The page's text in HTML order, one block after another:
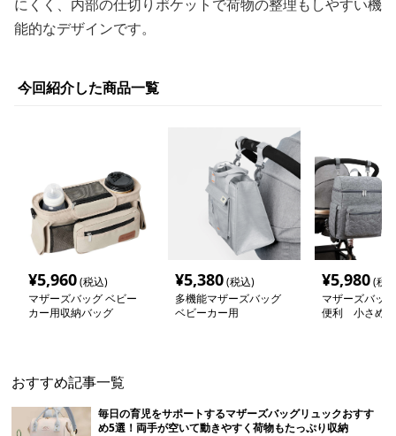
にくく、内部の仕切りポケットで荷物の整理もしやすい機
能的なデザインです。
今回紹介した商品一覧
¥5,960(税込)
マザーズバッグ ベビー
カー用収納バッグ
¥5,380(税込)
多機能マザーズバッグ
ベビーカー用
¥5,980(税
マザーズバッ
便利 小さめ
おすすめ記事一覧
毎日の育児をサポートするマザーズバッグリュックおすす
め5選！両手が空いて動きやすく荷物もたっぷり収納